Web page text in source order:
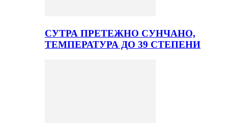
СУТРА ПРЕТЕЖНО СУНЧАНО,
ТЕМПЕРАТУРА ДО 39 СТЕПЕНИ